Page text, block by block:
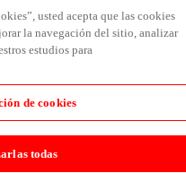
usted acepta que las cookies
la navegación del sitio, analizar
estudios para
de cookies
todas